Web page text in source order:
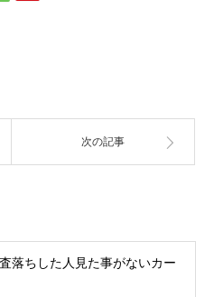
次の記事
落ちした人見た事がないカー